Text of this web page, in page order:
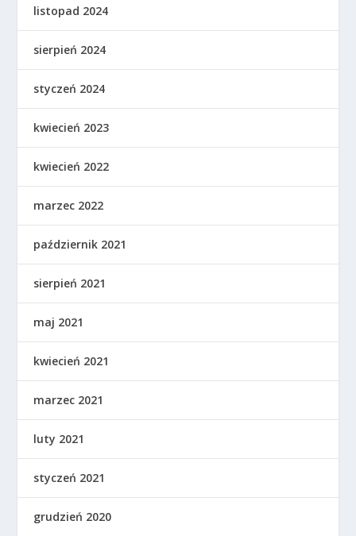
listopad 2024
sierpień 2024
styczeń 2024
kwiecień 2023
kwiecień 2022
marzec 2022
październik 2021
sierpień 2021
maj 2021
kwiecień 2021
marzec 2021
luty 2021
styczeń 2021
grudzień 2020